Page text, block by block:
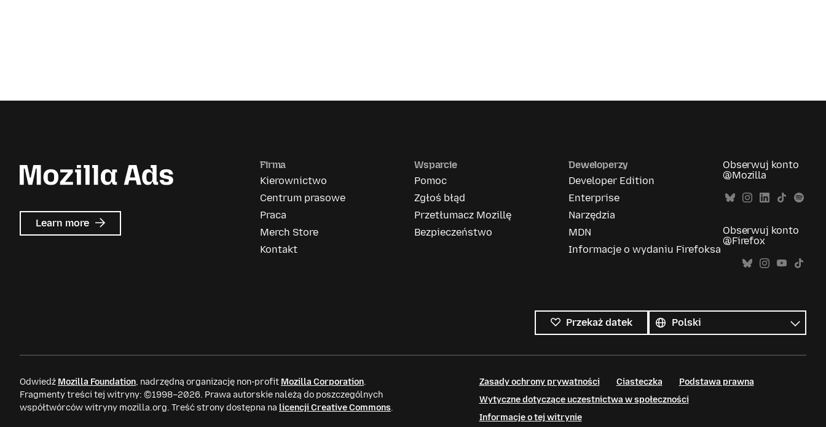
Learn more about
Mozilla
Firma
Kierownictwo
Centrum prasowe
Praca
Merch Store
Kontakt
Wsparcie
Pomoc
Zgłoś błąd
Przetłumacz Mozillę
Bezpieczeństwo
Deweloperzy
Developer Edition
Enterprise
Narzędzia
MDN
Informacje o wydaniu Firefoksa
Obserwuj konto
@Mozilla
Obserwuj konto
@Firefox
Przekaż datek
języki
Język
Odwiedź Mozilla Foundation, nadrzędną organizację non-profit Mozilla Corporation.
Fragmenty treści tej witryny: ©1998–2026. Prawa autorskie należą do poszczególnych
współtwórców witryny mozilla.org. Treść strony dostępna na licencji Creative Commons.
Zasady ochrony prywatności Ciasteczka
Podstawa prawna
Wytyczne dotyczące uczestnictwa w społeczności
Informacje o tej witrynie